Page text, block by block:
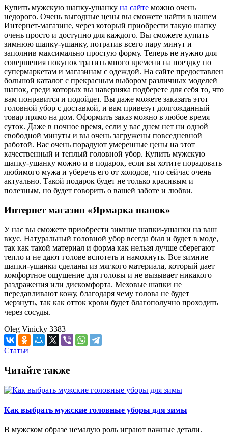
Купить мужскую шапку-ушанку на сайте можно очень
недорого. Очень выгодные цены вы сможете найти в нашем
Интернет-магазине, через который приобрести такую шапку
очень просто и доступно для каждого. Вы сможете купить
зимнюю шапку-ушанку, потратив всего пару минут и
заполнив максимально простую форму. Теперь не нужно для
совершения покупок тратить много времени на поездку по
супермаркетам и магазинам с одеждой. На сайте предоставлен
большой каталог с прекрасным выбором различных моделей
шапок, среди которых вы наверняка подберете для себя то, что
вам понравится и подойдет. Вы даже можете заказать этот
головной убор с доставкой, и вам привезут долгожданный
товар прямо на дом. Оформить заказ можно в любое время
суток. Даже в ночное время, если у вас днем нет ни одной
свободной минуты и вы очень загружены повседневной
работой. Вас очень порадуют умеренные цены на этот
качественный и теплый головной убор. Купить мужскую
шапку-ушанку можно и в подарок, если вы хотите порадовать
любимого мужа и уберечь его от холодов, что сейчас очень
актуально. Такой подарок будет не только красивым и
полезным, но будет говорить о вашей заботе и любви.
Интернет магазин «Ярмарка шапок»
У нас вы сможете приобрести зимние шапки-ушанки на ваш
вкус. Натуральный головной убор всегда был и будет в моде,
так как такой материал и форма как нельзя лучше сберегают
тепло и не дают голове вспотеть и намокнуть. Все зимние
шапки-ушанки сделаны из мягкого материала, который дает
комфортное ощущение для головы и не вызывает никакого
раздражения или дискомфорта. Меховые шапки не
передавливают кожу, благодаря чему голова не будет
мерзнуть, так как отток крови будет благополучно проходить
через сосуды.
Oleg Vinicky 3383
Статьи
Читайте также
Как выбрать мужские головные уборы для зимы
В мужском образе немалую роль играют важные детали.